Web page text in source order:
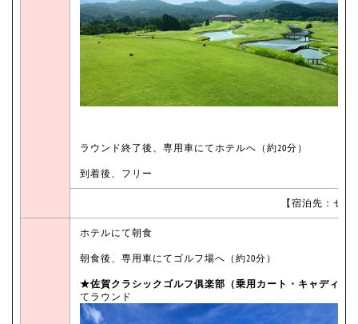
ラウンド終了後、専用車にてホテルへ（約20分）
到着後、フリー
【宿泊先：セ
ホテルにて朝食
朝食後、専用車にてゴルフ場へ（約20分）
★佐賀クラシックゴルフ俱楽部（乗用カート・キャディ付
てラウンド